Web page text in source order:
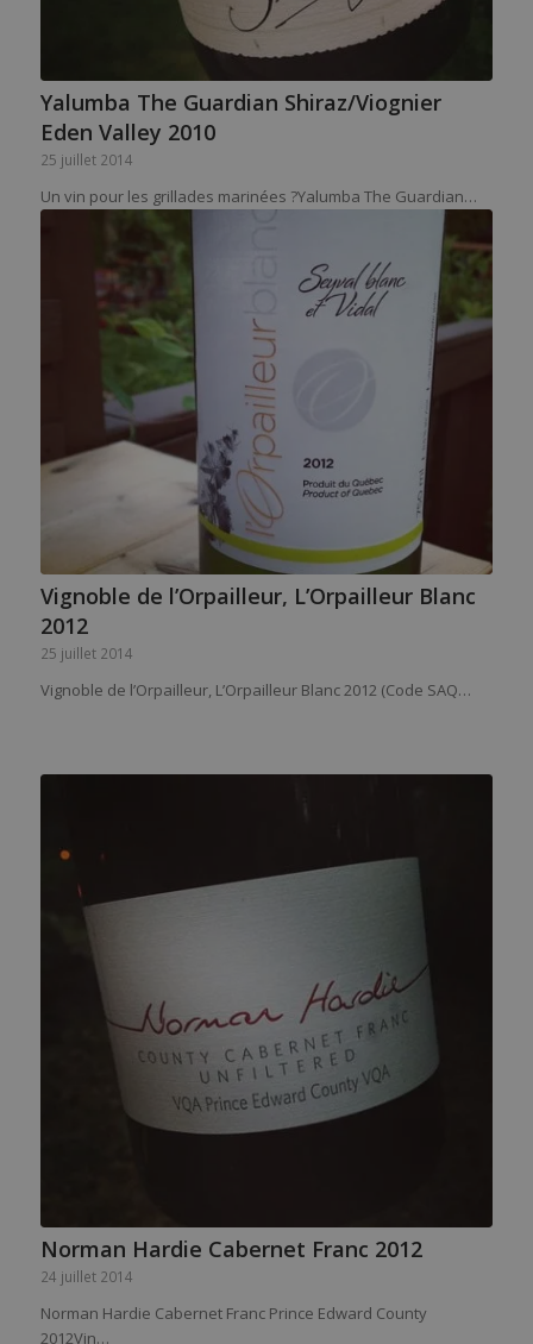
Yalumba The Guardian Shiraz/Viognier
Eden Valley 2010
25 juillet 2014
Un vin pour les grillades marinées ?Yalumba The Guardian…
Vignoble de l’Orpailleur, L’Orpailleur Blanc
2012
25 juillet 2014
Vignoble de l’Orpailleur, L’Orpailleur Blanc 2012 (Code SAQ…
Norman Hardie Cabernet Franc 2012
24 juillet 2014
Norman Hardie Cabernet Franc Prince Edward County
2012Vin…